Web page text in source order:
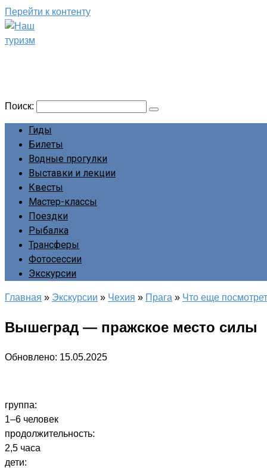
Перейти к контенту
Поиск:
Гиды
Билеты
Водные прогулки
Выставки и лекции
Квесты
Мастер-классы
Поездки
Рыбалка
Трансферы
Фотосессии
Экскурсии
Главная » Экскурсии » Чехия » Прага » Что еще
Вышеград — пражское место силы
Обновлено: 15.05.2025
группа:
1–6 человек
продолжительность:
2,5 часа
дети: